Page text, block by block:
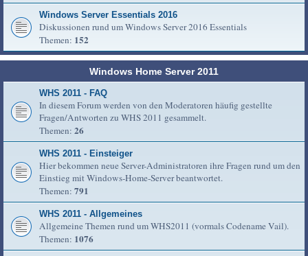
Windows Server Essentials 2016
Diskussionen rund um Windows Server 2016 Essentials
Themen: 152
Windows Home Server 2011
WHS 2011 - FAQ
In diesem Forum werden von den Moderatoren häufig gestellte
Fragen/Antworten zu WHS 2011 gesammelt.
Themen: 26
WHS 2011 - Einsteiger
Hier bekommen neue Server-Administratoren ihre Fragen rund um den
Einstieg mit Windows-Home-Server beantwortet.
Themen: 791
WHS 2011 - Allgemeines
Allgemeine Themen rund um WHS2011 (vormals Codename Vail).
Themen: 1076